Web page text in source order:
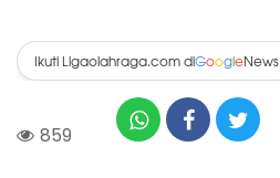
Ikuti Ligaolahraga.com diGoogleNews
859